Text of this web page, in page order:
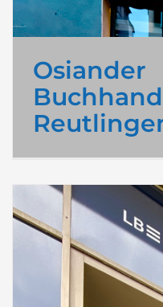
Osiander